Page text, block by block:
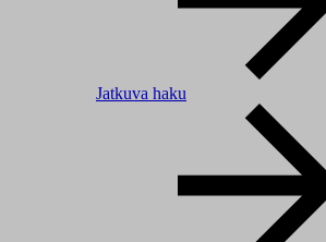
Jatkuva haku